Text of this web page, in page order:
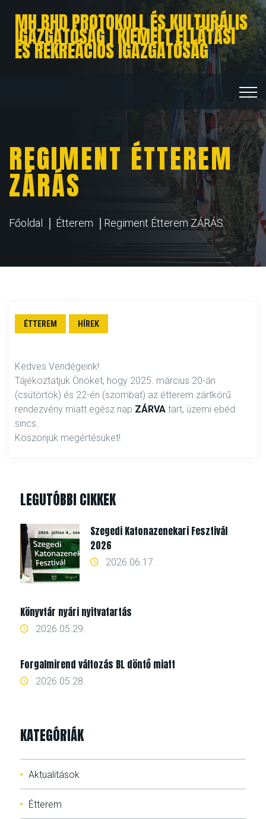
MH BHD PROTOKOLL ÉS KULTURÁLIS
IGAZGATÓSÁG I KIEMELT ELLÁTÁSI
ÉS REKREÁCIÓS IGAZGATÓSÁG
REGIMENT ÉTTEREM
ZÁRÁS
Főoldal Étterem Regiment Étterem ZÁRÁS
ÉTTEREM HÍREK
Kedves Vendégeink!
Tájékoztatjuk Önöket, hogy 2025. március 20-án
(csütörtök) és 22-én (szombat) az étterem zártkörű
rendezvény miatt egész nap ZÁRVA tart, üzemi ebéd
sincs.
Köszönjük megértésüket!
LEGUTÓBBI CIKKEK
Szegedi Katonazenekari Fesztivál
2026
2026.06.17.
Könyvtár nyári nyitvatartás
2026.05.29.
Forgalmirend változás BL döntő miatt
2026.05.28.
KATEGÓRIÁK
Aktualitások
Étterem